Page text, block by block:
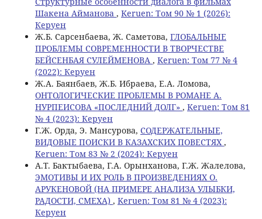
Шакена Айманова , Keruen: Том 90 № 1 (2026):
Керуен
Ж.Б. Сарсенбаева, Ж. Саметова, ГЛОБАЛЬНЫЕ
ПРОБЛЕМЫ СОВРЕМЕННОСТИ В ТВОРЧЕСТВЕ
БЕЙСЕНБАЯ СУЛЕЙМЕНОВА , Keruen: Том 77 № 4
(2022): Керуен
Ж.А. Баянбаев, Ж.Б. Ибраева, Е.А. Ломова,
ОНТОЛОГИЧЕСКИЕ ПРОБЛЕМЫ В РОМАНЕ А.
НУРПЕИСОВА «ПОСЛЕДНИЙ ДОЛГ» , Keruen: Том 81
№ 4 (2023): Керуен
Г.Ж. Орда, Э. Мансурова, СОДЕРЖАТЕЛЬНЫЕ,
ВИДОВЫЕ ПОИСКИ В КАЗАХСКИХ ПОВЕСТЯХ ,
Keruen: Том 83 № 2 (2024): Керуен
А.Т. Бактыбаева, Г.А. Орынханова, Г.Ж. Жалелова,
ЭМОТИВЫ И ИХ РОЛЬ В ПРОИЗВЕДЕНИЯХ О.
АРУКЕНОВОЙ (НА ПРИМЕРЕ АНАЛИЗА УЛЫБКИ,
РАДОСТИ, СМЕХА) , Keruen: Том 81 № 4 (2023):
Керуен